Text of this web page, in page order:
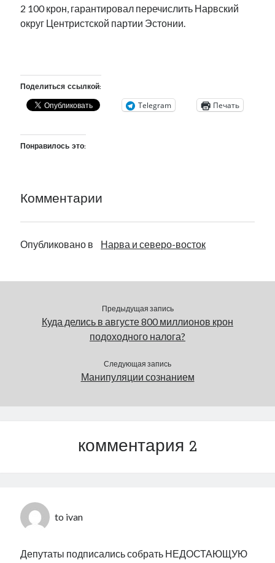
anton.stalnuhhin@gmail.com
2 100 крон, гарантировал перечислить Нарвский
округ Центристской партии Эстонии.
Поделиться ссылкой:
Telegram Печать
Понравилось это:
Комментарии
Опубликовано в Нарва и северо-восток
Предыдущая запись
Куда делись в августе 800 миллионов крон
подоходного налога?
Следующая запись
Манипуляции сознанием
комментария 2
to ivan
Депутаты подписались собрать НЕДОСТАЮЩУЮ